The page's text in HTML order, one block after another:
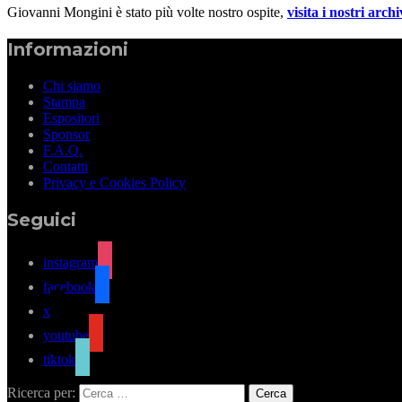
Giovanni Mongini è stato più volte nostro ospite, visita i nostri
Informazioni
Chi siamo
Stampa
Espositori
Sponsor
F.A.Q.
Contatti
Privacy e Cookies Policy
Seguici
instagram
facebook
x
youtube
tiktok
Ricerca per: